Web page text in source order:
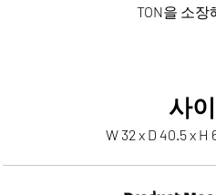
TON을 소장
사
W 32 x D 40.5 x H